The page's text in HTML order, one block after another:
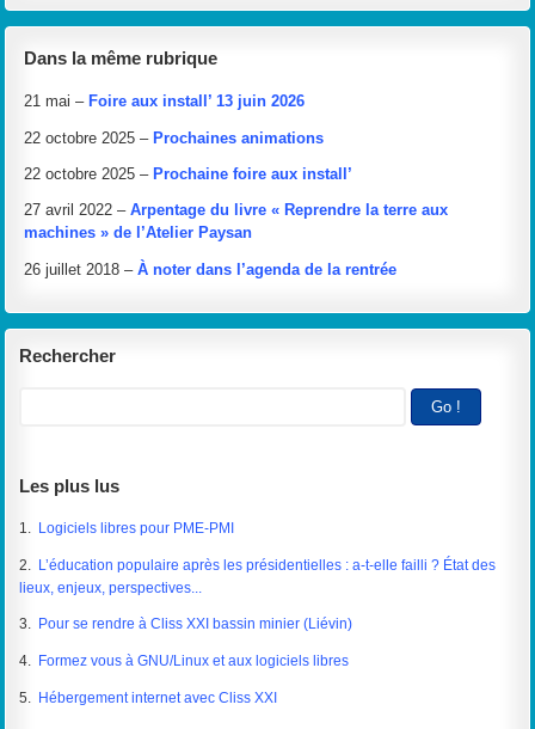
Dans la même rubrique
21 mai – Foire aux install’ 13 juin 2026
22 octobre 2025 –Prochaines animations
22 octobre 2025 – Prochaine foire aux install’
27 avril 2022 –Arpentage du livre « Reprendre la terre aux
machines » de l’Atelier Paysan
26 juillet 2018 –À noter dans l’agenda de la rentrée
Rechercher
Les plus lus
1. Logiciels libres pour PME-PMI
2.
L’éducation populaire après les présidentielles : a-t-elle failli ? État des
lieux, enjeux, perspectives...
3. Pour se rendre à Cliss XXI bassin minier (Liévin)
4. Formez vous à GNU/Linux et aux logiciels libres
5. Hébergement internet avec Cliss XXI